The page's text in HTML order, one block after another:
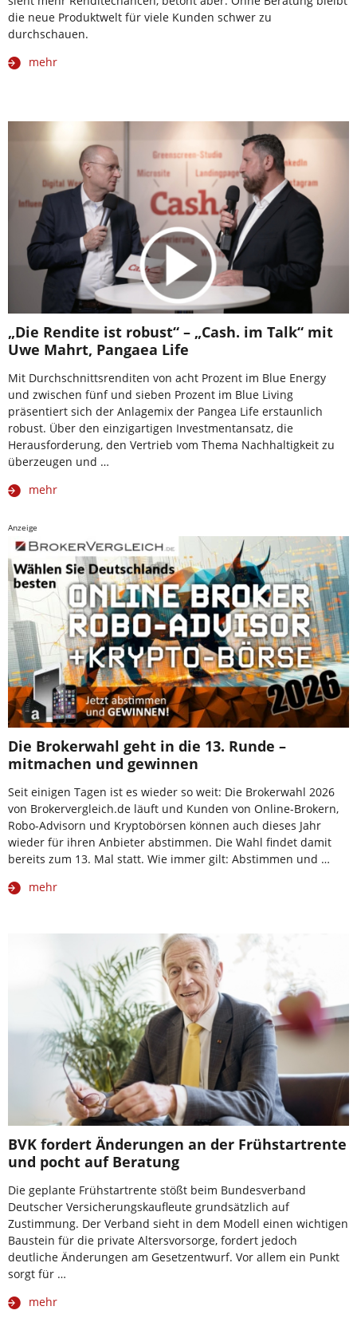
die neue Produktwelt für viele Kunden schwer zu
durchschauen.
mehr
„Die Rendite ist robust“ – „Cash. im Talk“ mit
Uwe Mahrt, Pangaea Life
Mit Durchschnittsrenditen von acht Prozent im Blue Energy
und zwischen fünf und sieben Prozent im Blue Living
präsentiert sich der Anlagemix der Pangea Life erstaunlich
robust. Über den einzigartigen Investmentansatz, die
Herausforderung, den Vertrieb vom Thema Nachhaltigkeit zu
überzeugen und …
mehr
Anzeige
Die Brokerwahl geht in die 13. Runde –
mitmachen und gewinnen
Seit einigen Tagen ist es wieder so weit: Die Brokerwahl 2026
von Brokervergleich.de läuft und Kunden von Online-Brokern,
Robo-Advisorn und Kryptobörsen können auch dieses Jahr
wieder für ihren Anbieter abstimmen. Die Wahl findet damit
bereits zum 13. Mal statt. Wie immer gilt: Abstimmen und …
mehr
BVK fordert Änderungen an der Frühstartrente
und pocht auf Beratung
Die geplante Frühstartrente stößt beim Bundesverband
Deutscher Versicherungskaufleute grundsätzlich auf
Zustimmung. Der Verband sieht in dem Modell einen wichtigen
Baustein für die private Altersvorsorge, fordert jedoch
deutliche Änderungen am Gesetzentwurf. Vor allem ein Punkt
sorgt für …
mehr